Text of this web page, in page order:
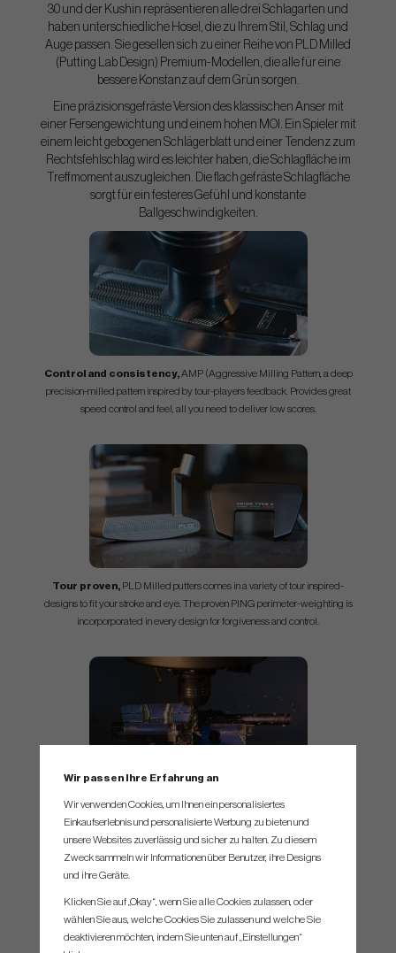
30 und der Kushin repräsentieren alle drei Schlagarten und
haben unterschiedliche Hosel, die zu Ihrem Stil, Schlag und
Auge passen. Sie gesellen sich zu einer Reihe von PLD Milled
(Putting Lab Design) Premium-Modellen, die alle für eine
bessere Konstanz auf dem Grün sorgen.
Eine präzisionsgefräste Version des klassischen Anser mit
einer Fersengewichtung und einem hohen MOI. Ein Spieler mit
einem leicht gebogenen Schlägerblatt und einer Tendenz zum
Rechtsfehlschlag wird es leichter haben, die Schlagfläche im
Treffmoment auszugleichen. Die flach gefräste Schlagfläche
sorgt für ein festeres Gefühl und konstante
Ballgeschwindigkeiten.
Control and consistency,AMP (Aggressive Milling Pattern, a deep
precision-milled pattern inspired by tour-players feedback. Provides great
speed control and feel, all you need to deliver low scores.
Tour proven, PLD Milled putters comes in a variety of tour inspired-
designs to fit your stroke and eye. The proven PING perimeter-weighting is
incorporporated in every design for forgiveness and control.
Grip
Wir passen Ihre Erfahrung an
Wir verwenden Cookies, um Ihnen ein personalisiertes
Einkaufserlebnis und personalisierte Werbung zu bieten und
unsere Websites zuverlässig und sicher zu halten. Zu diesem
Zweck sammeln wir Informationen über Benutzer, ihre Designs
und ihre Geräte.
Klicken Sie auf „Okay“, wenn Sie alle Cookies zulassen, oder
wählen Sie aus, welche Cookies Sie zulassen und welche Sie
deaktivieren möchten, indem Sie unten auf „Einstellungen“